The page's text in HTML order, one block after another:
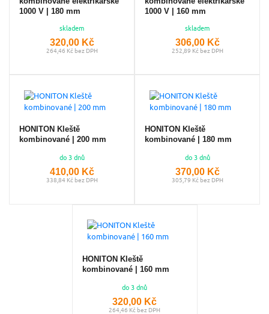
1000 V | 180 mm
skladem
320,00 Kč
264,46 Kč bez DPH
1000 V | 160 mm
skladem
306,00 Kč
252,89 Kč bez DPH
HONITON Kleště
kombinované | 200 mm
do 3 dnů
410,00 Kč
338,84 Kč bez DPH
HONITON Kleště
kombinované | 180 mm
do 3 dnů
370,00 Kč
305,79 Kč bez DPH
HONITON Kleště
kombinované | 160 mm
do 3 dnů
320,00 Kč
264,46 Kč bez DPH